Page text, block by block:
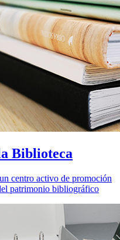
Biblioteca
centro activo de promoción
patrimonio bibliográfico